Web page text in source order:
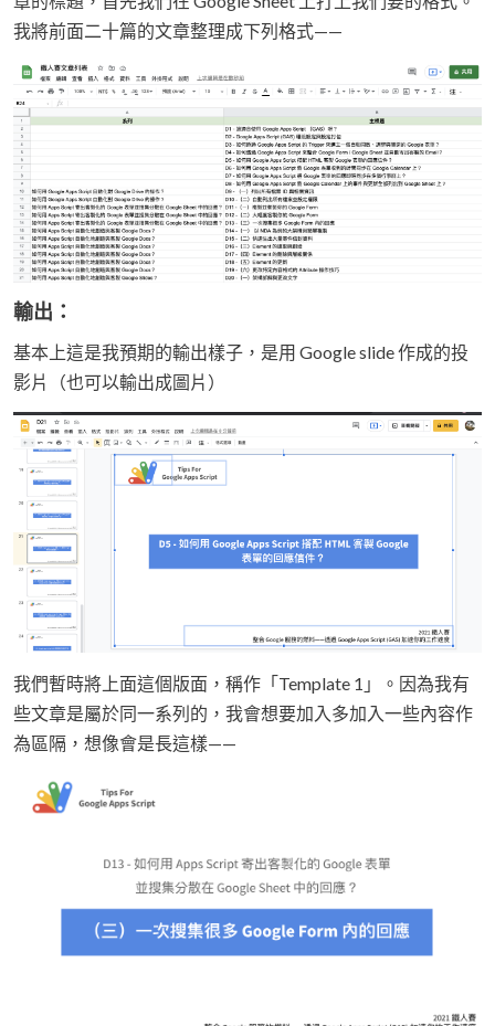
我將前面二十篇的文章整理成下列格式——
輸出：
基本上這是我預期的輸出樣子，是用 Google slide 作成的投
影片（也可以輸出成圖片）
我們暫時將上面這個版面，稱作「Template 1」。因為我有
些文章是屬於同一系列的，我會想要加入多加入一些內容作
為區隔，想像會是長這樣——